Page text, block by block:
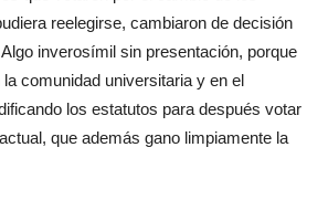
reelegirse, cambiaron de decisión
inverosímil sin presentación, porque
comunidad universitaria y en el
los estatutos para después votar
que además gano limpiamente la